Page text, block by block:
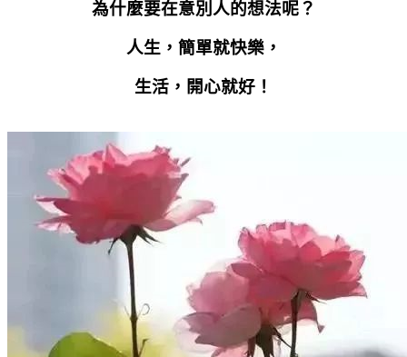
為什麼要在意別人的想法呢？
人生，簡單就快樂，
生活，開心就好！